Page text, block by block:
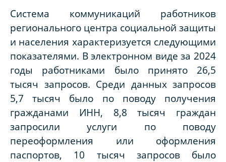
Система коммуникаций работников
регионального центра социальной защиты
и населения характеризуется следующими
показателями. В электронном виде за 2024
годы работниками было принято 26,5
тысяч запросов. Среди данных запросов
5,7 тысяч было по поводу получения
гражданами ИНН, 8,8 тысяч граждан
запросили услуги по поводу
переоформления или оформления
паспортов, 10 тысяч запросов было